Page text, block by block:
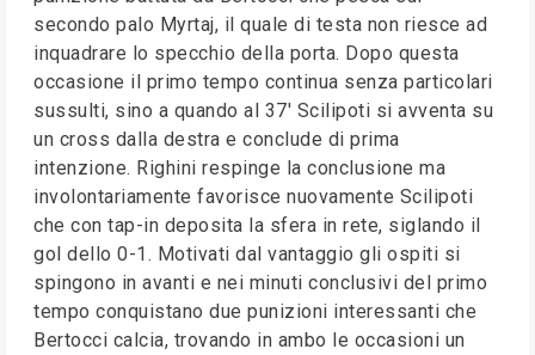
secondo palo Myrtaj, il quale di testa non riesce ad
inquadrare lo specchio della porta. Dopo questa
occasione il primo tempo continua senza particolari
sussulti, sino a quando al 37' Scilipoti si avventa su
un cross dalla destra e conclude di prima
intenzione. Righini respinge la conclusione ma
involontariamente favorisce nuovamente Scilipoti
che con tap-in deposita la sfera in rete, siglando il
gol dello 0-1. Motivati dal vantaggio gli ospiti si
spingono in avanti e nei minuti conclusivi del primo
tempo conquistano due punizioni interessanti che
Bertocci calcia, trovando in ambo le occasioni un